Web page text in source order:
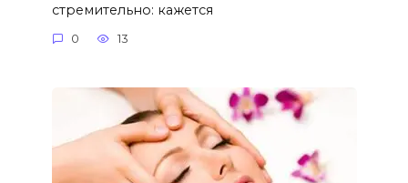
стремительно: кажется
0 13